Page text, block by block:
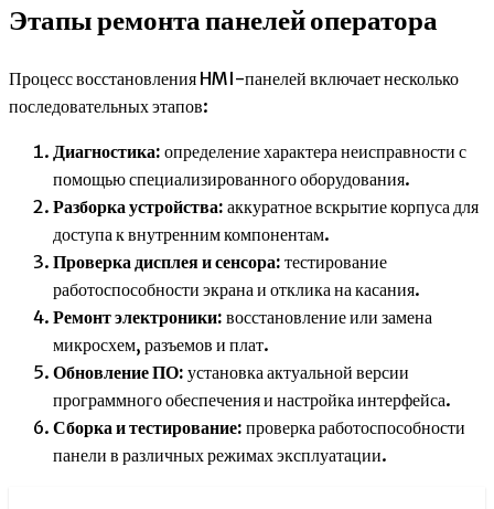
Этапы ремонта панелей оператора
Процесс восстановления HMI-панелей включает несколько
последовательных этапов:
Диагностика: определение характера неисправности с
помощью специализированного оборудования.
Разборка устройства: аккуратное вскрытие корпуса для
доступа к внутренним компонентам.
Проверка дисплея и сенсора: тестирование
работоспособности экрана и отклика на касания.
Ремонт электроники: восстановление или замена
микросхем, разъемов и плат.
Обновление ПО: установка актуальной версии
программного обеспечения и настройка интерфейса.
Сборка и тестирование: проверка работоспособности
панели в различных режимах эксплуатации.